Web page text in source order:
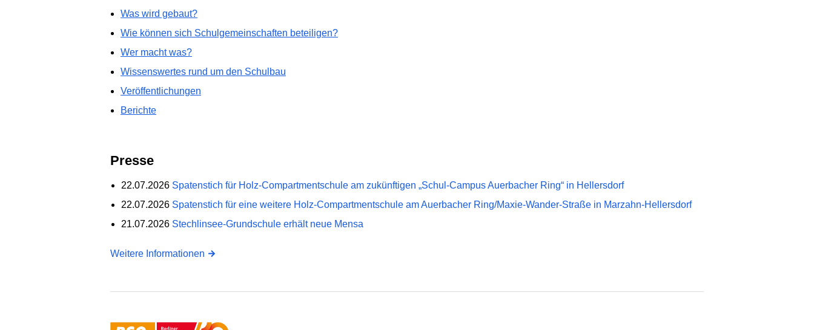
Was wird gebaut?
Wie können sich Schulgemeinschaften beteiligen?
Wer macht was?
Wissenswertes rund um den Schulbau
Veröffentlichungen
Berichte
Presse
22.07.2026 Spatenstich für Holz-Compartmentschule am zukünftigen „Schul-Campus Auerbacher Ring“ in Hellersdorf
22.07.2026 Spatenstich für eine weitere Holz-Compartmentschule am Auerbacher Ring/Maxie-Wander-Straße in Marzahn-Hellersdorf
21.07.2026 Stechlinsee-Grundschule erhält neue Mensa
Weitere Informationen